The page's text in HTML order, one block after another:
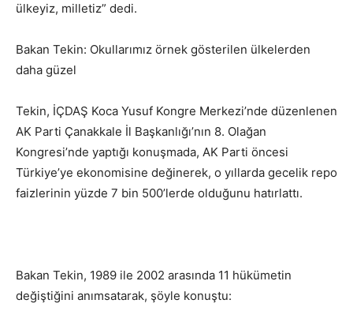
ülkeyiz, milletiz” dedi.
Bakan Tekin: Okullarımız örnek gösterilen ülkelerden
daha güzel
Tekin, İÇDAŞ Koca Yusuf Kongre Merkezi’nde düzenlenen
AK Parti Çanakkale İl Başkanlığı’nın 8. Olağan
Kongresi’nde yaptığı konuşmada, AK Parti öncesi
Türkiye’ye ekonomisine değinerek, o yıllarda gecelik repo
faizlerinin yüzde 7 bin 500’lerde olduğunu hatırlattı.
Bakan Tekin, 1989 ile 2002 arasında 11 hükümetin
değiştiğini anımsatarak, şöyle konuştu: